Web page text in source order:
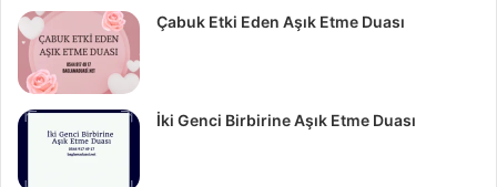
Çabuk Etki Eden Aşık Etme Duası
İki Genci Birbirine Aşık Etme Duası